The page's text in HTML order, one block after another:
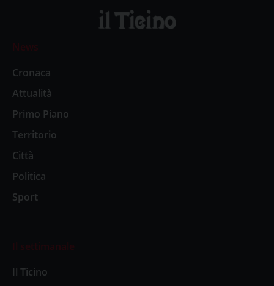
News
Cronaca
Attualità
Primo Piano
Territorio
Città
Politica
Sport
Il settimanale
Il Ticino